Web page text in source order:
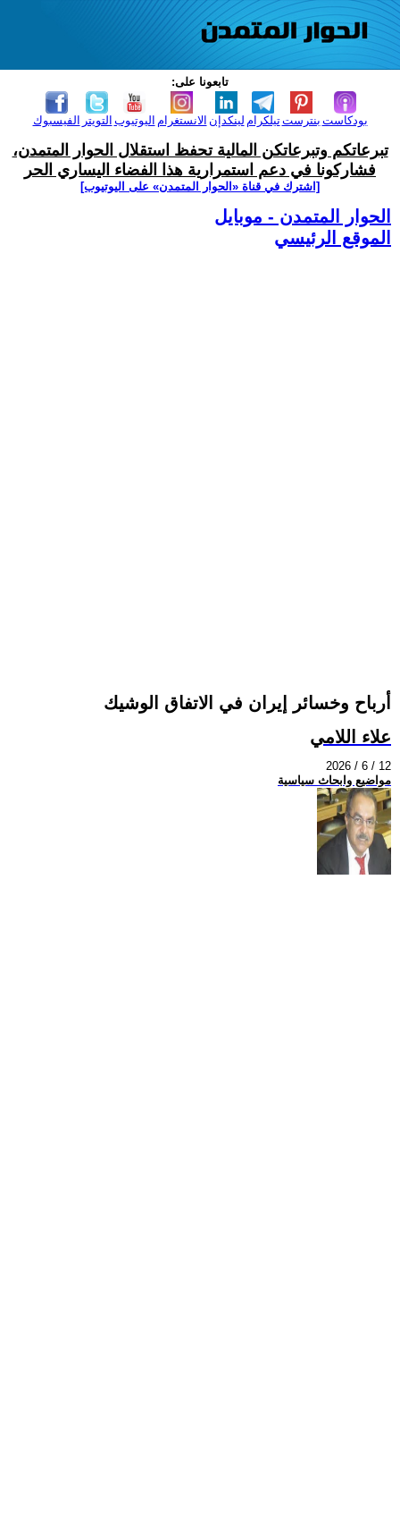
تابعونا على:
الفيسبوك التويتر اليوتيوب الانستغرام لينكدإن تيلكرامبنترست بودكاست
تبرعاتكم وتبرعاتكن المالية تحفظ استقلال الحوار المتمدن،
فشاركونا في دعم استمرارية هذا الفضاء اليساري الحر
[اشترك في قناة ‫«الحوار المتمدن» على اليوتيوب]
الحوار المتمدن - موبايل
الموقع الرئيسي
أرباح وخسائر إيران في الاتفاق الوشيك
علاء اللامي
2026 / 6 / 12
مواضيع وابحاث سياسية